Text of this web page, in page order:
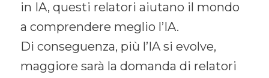
in IA, questi relatori aiutano il mondo
a comprendere meglio l’IA.
Di conseguenza, più l’IA si evolve,
maggiore sarà la domanda di relatori